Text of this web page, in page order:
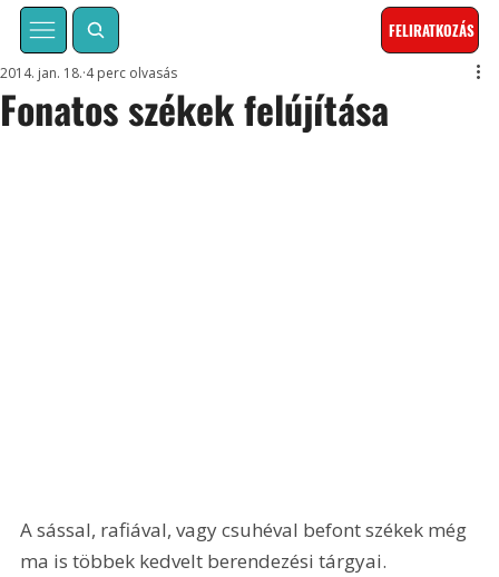
FELIRATKOZÁS
Fonatos székek felújítása
2014. jan. 18. 4 perc olvasás
A sással, rafiával, vagy csuhéval befont székek még
ma is többek kedvelt berendezési tárgyai.